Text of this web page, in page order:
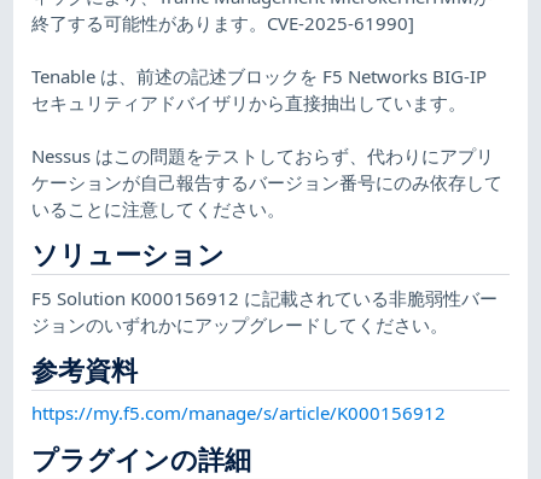
終了する可能性があります。CVE-2025-61990]
Tenable は、前述の記述ブロックを F5 Networks BIG-IP
セキュリティアドバイザリから直接抽出しています。
Nessus はこの問題をテストしておらず、代わりにアプリ
ケーションが自己報告するバージョン番号にのみ依存して
いることに注意してください。
ソリューション
F5 Solution K000156912 に記載されている非脆弱性バー
ジョンのいずれかにアップグレードしてください。
参考資料
https://my.f5.com/manage/s/article/K000156912
プラグインの詳細